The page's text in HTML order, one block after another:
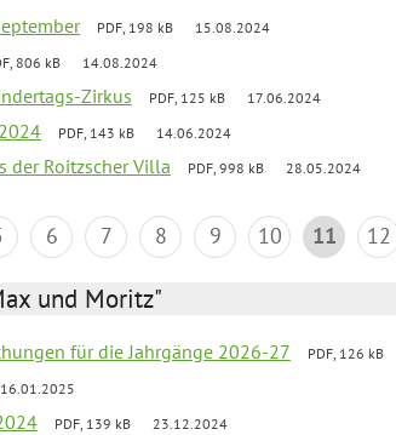
PDF, 198 kB 15.08.2024
806 kB 14.08.2024
Zirkus PDF, 125 kB 17.06.2024
PDF, 143 kB 14.06.2024
der Roitzscher Villa PDF, 998 kB 28.05.2024
6 7 8 9 10 11 12
und Moritz"
für die Jahrgänge 2026-27 PDF, 126 kB
16.01.2025
PDF, 139 kB 23.12.2024